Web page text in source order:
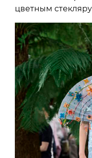
цветным